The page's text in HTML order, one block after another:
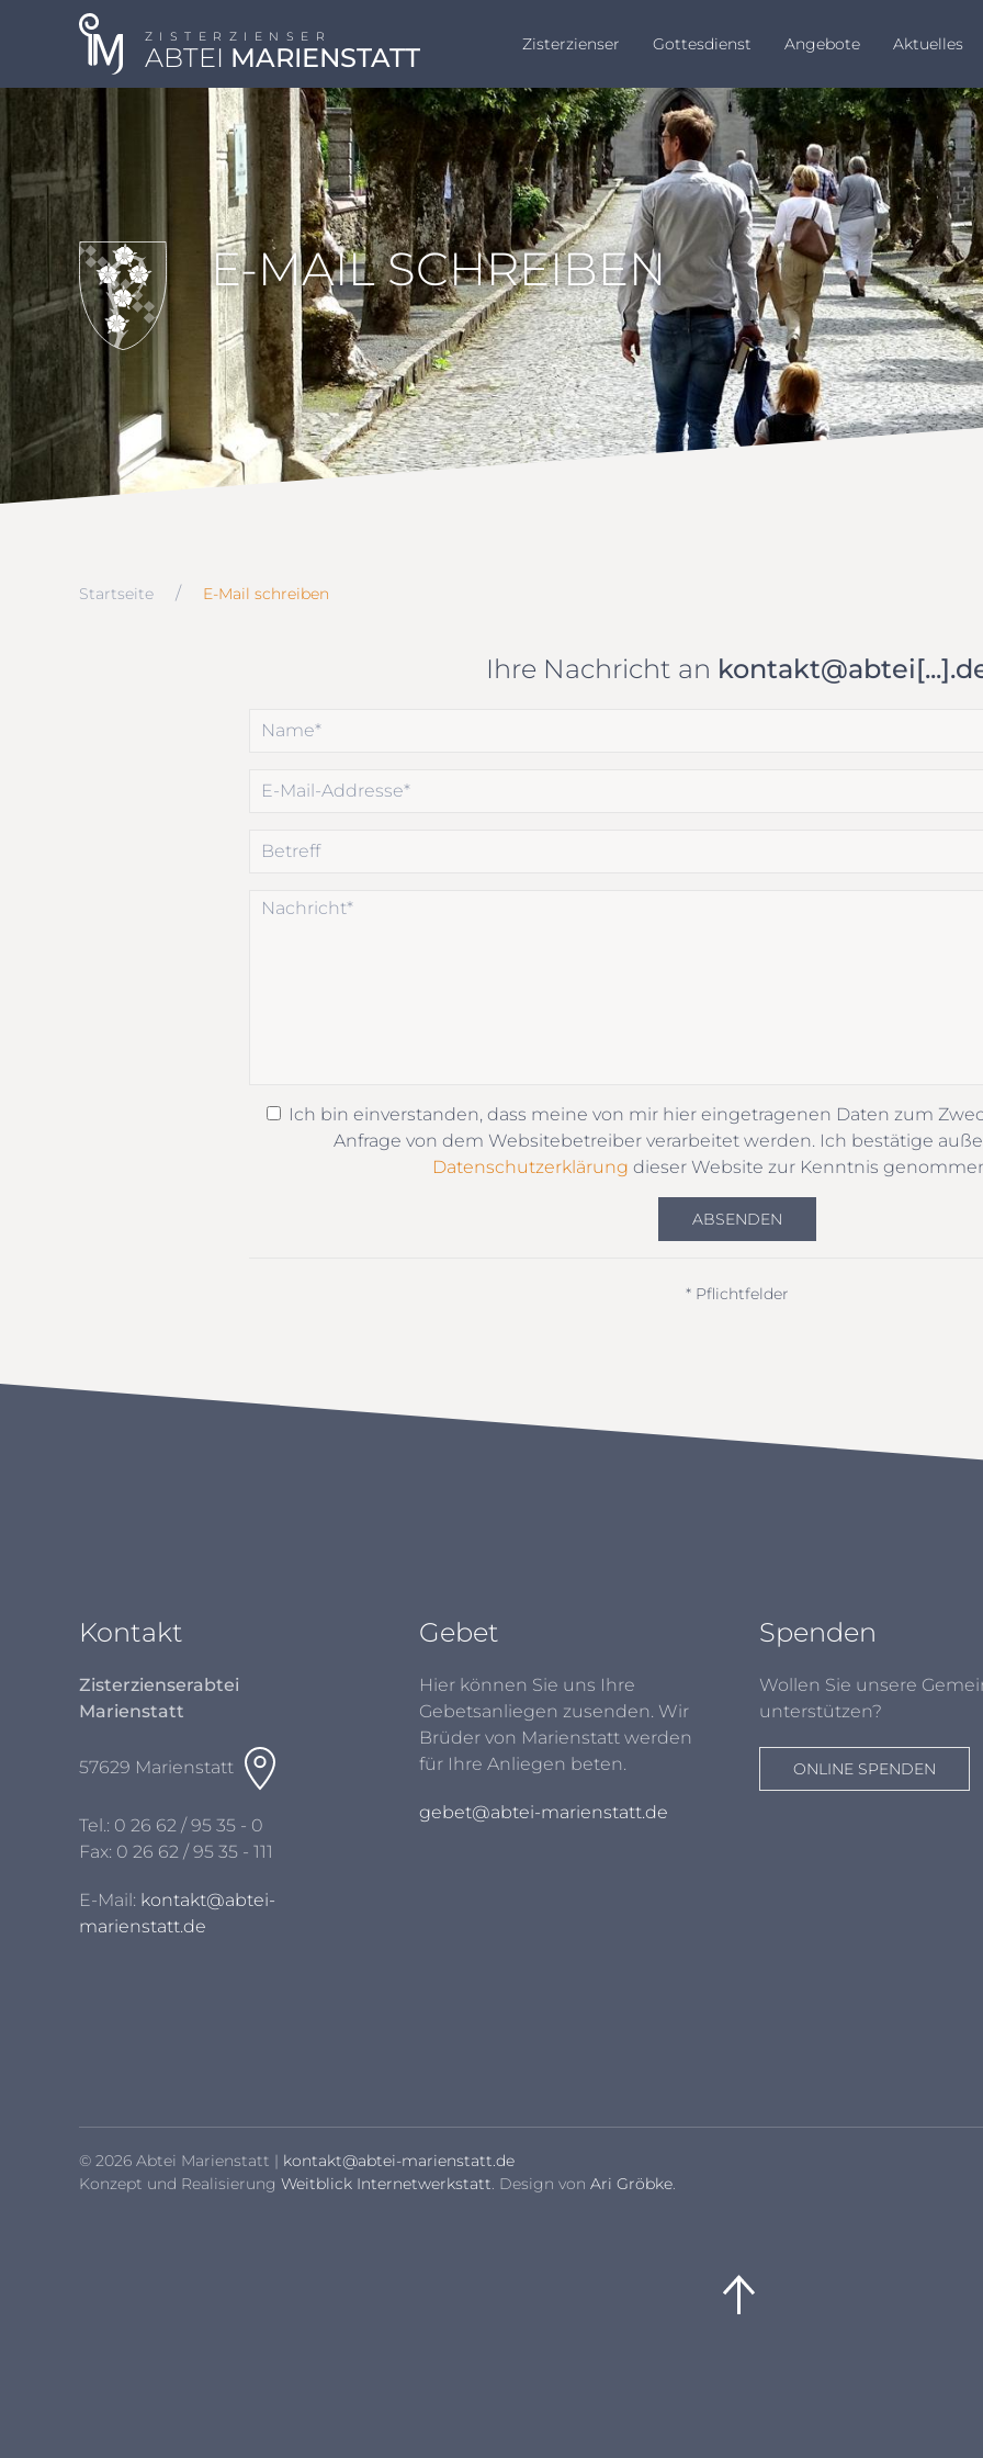
ZISTERZIENSER
ABTEI MARIENSTATT Zisterzienser Gottesdienst Angebote Aktuelles
E-MAIL SCHREIBEN
Startseite E-Mail schreiben
Ihre Nachricht an
Ich bin einverstanden, dass meine von mir hier eingetragenen Daten zum
Anfrage von dem Websitebetreiber verarbeitet werden. Ich bestätige
Datenschutzerklärung dieser Website zur Kenntnis
ABSENDEN
* Pflichtfelder
Kontakt
Zisterzienserabtei
Marienstatt
57629 Marienstatt
Tel.: 0 26 62 / 95 35 - 0
Fax: 0 26 62 / 95 35 - 111
E-Mail: kontakt@abtei-
marienstatt.de
Gebet
Hier können Sie uns Ihre
Gebetsanliegen zusenden. Wir
Brüder von Marienstatt werden
für Ihre Anliegen beten.
gebet@abtei-marienstatt.de
Spenden
Wollen Sie unsere
unterstützen?
ONLINE SPENDEN
© 2026 Abtei Marienstatt | kontakt@abtei-marienstatt.de
Konzept und Realisierung Weitblick Internetwerkstatt. Design von Ari Gröbke.